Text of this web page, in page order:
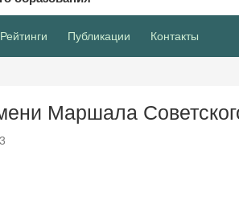
Рейтинги Публикации Контакты
Маршала